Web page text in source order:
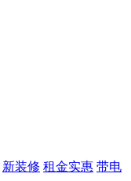
新装修 租金实惠 带电